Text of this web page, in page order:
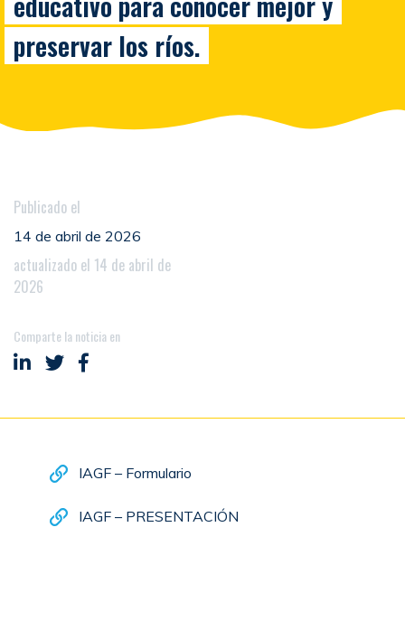
preservar los ríos.
Publicado el
14 de abril de 2026
actualizado el 14 de abril de
2026
Comparte la noticia en
Compartir en LinkedIn
Compartir en Twitter
Compartir en Facebook
IAGF – Formulario
IAGF – PRESENTACIÓN